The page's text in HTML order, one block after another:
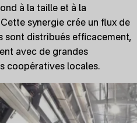
à la taille et à la
synergie crée un flux de
sont distribués efficacement,
avec de grandes
coopératives locales.